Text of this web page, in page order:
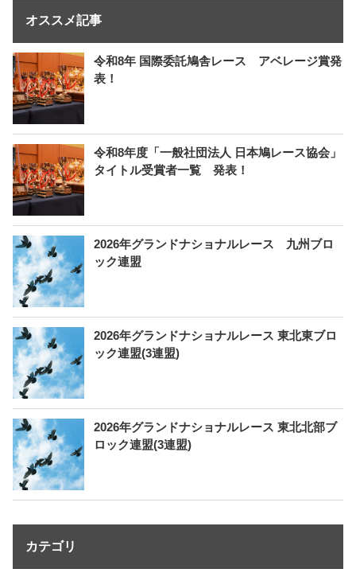
オススメ記事
令和8年 国際委託鳩舎レース アベレージ賞発
表！
令和8年度「一般社団法人 日本鳩レース協会」
タイトル受賞者一覧 発表！
2026年グランドナショナルレース 九州ブロ
ック連盟
2026年グランドナショナルレース 東北東ブロ
ック連盟(3連盟)
2026年グランドナショナルレース 東北北部ブ
ロック連盟(3連盟)
カテゴリ